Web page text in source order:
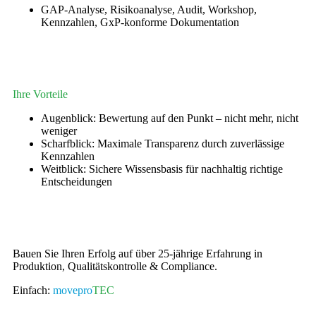
GAP-Analyse, Risikoanalyse, Audit, Workshop,
Kennzahlen, GxP-konforme Dokumentation
Ihre Vorteile
Augenblick: Bewertung auf den Punkt – nicht mehr, nicht
weniger
Scharfblick: Maximale Transparenz durch zuverlässige
Kennzahlen
Weitblick: Sichere Wissensbasis für nachhaltig richtige
Entscheidungen
Bauen Sie Ihren Erfolg auf über 25-jährige Erfahrung in
Produktion, Qualitätskontrolle & Compliance.
Einfach: moveproTEC